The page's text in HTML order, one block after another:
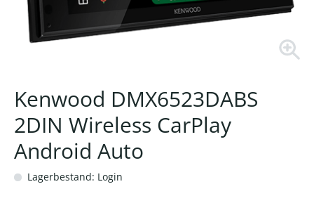
Kenwood DMX6523DABS
2DIN Wireless CarPlay
Android Auto
Lagerbestand: Login